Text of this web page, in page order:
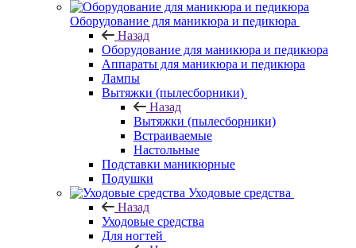
Оборудование для маникюра и педикюра
Назад
Оборудование для маникюра и педикюра
Аппараты для маникюра и педикюра
Лампы
Вытяжки (пылесборники)
Назад
Вытяжки (пылесборники)
Встраиваемые
Настольные
Подставки маникюрные
Подушки
Уходовые средства
Назад
Уходовые средства
Для ногтей